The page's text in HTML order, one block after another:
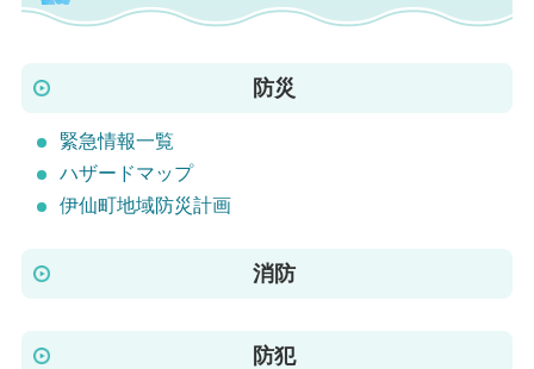
防災
緊急情報一覧
ハザードマップ
伊仙町地域防災計画
消防
防犯